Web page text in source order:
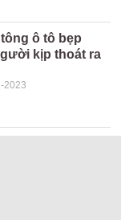
ô tô bẹp
kịp thoát ra
2023